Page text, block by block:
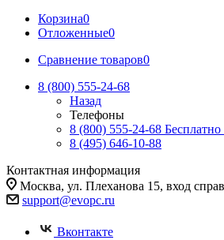
Корзина0
Отложенные0
Сравнение товаров0
8 (800) 555-24-68
Назад
Телефоны
8 (800) 555-24-68
8 (495) 646-10-88
Контактная информация
Москва, ул. Плеханова 15, вход
support@evopc.ru
Вконтакте